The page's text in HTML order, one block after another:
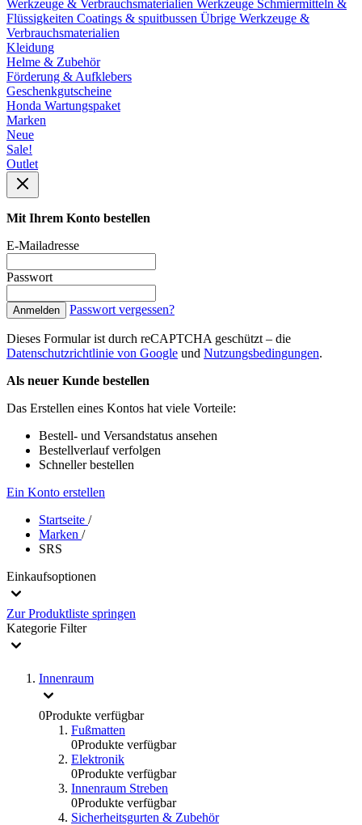
Werkzeuge & Verbrauchsmaterialien Werkzeuge Schmiermitteln &
Flüssigkeiten Coatings & spuitbussen Übrige Werkzeuge &
Verbrauchsmaterialien
Kleidung
Helme & Zubehör
Förderung & Aufklebers
Geschenkgutscheine
Honda Wartungspaket
Marken
Neue
Sale!
Outlet
Mit Ihrem Konto bestellen
E-Mailadresse
Passwort
Anmelden Passwort vergessen?
Dieses Formular ist durch reCAPTCHA geschützt – die
Datenschutzrichtlinie von Google und Nutzungsbedingungen.
Als neuer Kunde bestellen
Das Erstellen eines Kontos hat viele Vorteile:
Bestell- und Versandstatus ansehen
Bestellverlauf verfolgen
Schneller bestellen
Ein Konto erstellen
Startseite /
Marken /
SRS
Einkaufsoptionen
Zur Produktliste springen
Kategorie Filter
Innenraum
0Produkte verfügbar
Fußmatten
0Produkte verfügbar
Elektronik
0Produkte verfügbar
Innenraum Streben
0Produkte verfügbar
Sicherheitsgurten & Zubehör